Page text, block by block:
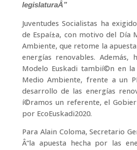
legislaturaÂ”
Juventudes Socialistas ha
de Espaí±a, con motivo del Dí­a
Ambiente, que retome la
energí­as renovables. Además,
Modelo Euskadi tambií©n en
Medio Ambiente, frente a un
desarrollo de las energí­as
í©ramos un referente, el
por EcoEuskadi2020.
Para Alain Coloma, Secretario
Â“la apuesta hecha por las